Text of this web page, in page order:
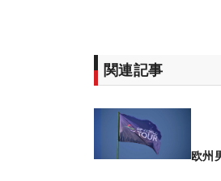
関連記事
欧州